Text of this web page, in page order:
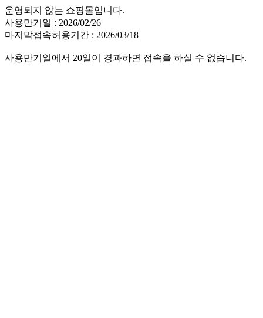
운영되지 않는 쇼핑몰입니다.
사용만기일 : 2026/02/26
마지막접속허용기간 : 2026/03/18
사용만기일에서 20일이 경과하면 접속을 하실 수 없습니다.